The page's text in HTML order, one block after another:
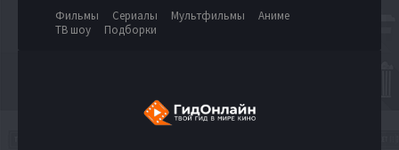
Фильмы Сериалы Мультфильмы
Аниме
ТВ шоу
Подборки